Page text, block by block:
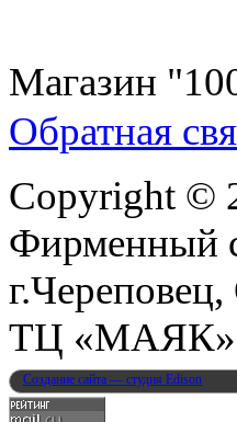
Магазин
Обратная
Copyright ©
Фирменный
ТЦ «МАЯК»,
Создание сайта — студия Edison